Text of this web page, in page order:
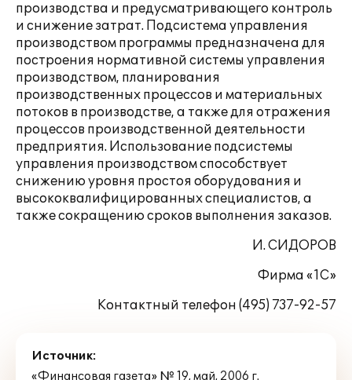
производства и предусматривающего контроль
и снижение затрат. Подсистема управления
производством программы предназначена для
построения нормативной системы управления
производством, планирования
производственных процессов и материальных
потоков в производстве, а также для отражения
процессов производственной деятельности
предприятия. Использование подсистемы
управления производством способствует
снижению уровня простоя оборудования и
высококвалифицированных специалистов, а
также сокращению сроков выполнения заказов.
И. СИДОРОВ
Фирма «1С»
Контактный телефон (495) 737-92-57
Источник:
«Финансовая газета» № 19, май, 2006 г.